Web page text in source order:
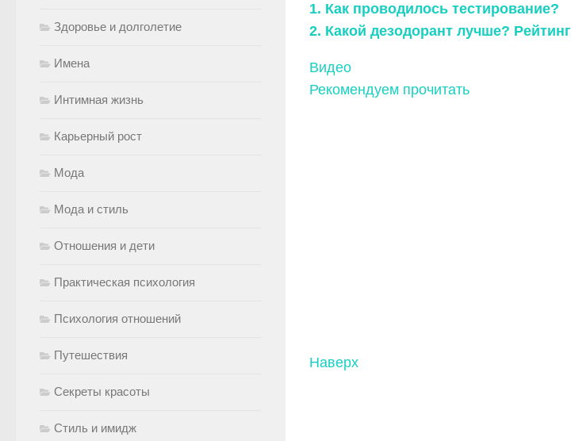
1. Как проводилось тестирование?
2. Какой дезодорант лучше? Рейтинг
Видео
Рекомендуем прочитать
Наверх
Здоровье и долголетие
Имена
Интимная жизнь
Карьерный рост
Мода
Мода и стиль
Отношения и дети
Практическая психология
Психология отношений
Путешествия
Секреты красоты
Стиль и имидж